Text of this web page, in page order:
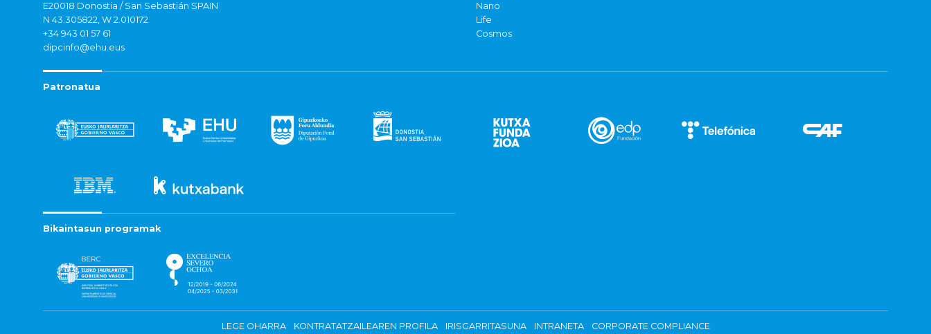
E20018 Donostia / San Sebastián SPAIN
N 43.305822, W 2.010172
+34 943 01 57 61
dipcinfo@ehu.eus
Nano
Life
Cosmos
Patronatua
Bikaintasun programak
LEGE OHARRA KONTRATATZAILEAREN PROFILA IRISGARRITASUNA INTRANETA CORPORATE COMPLIANCE